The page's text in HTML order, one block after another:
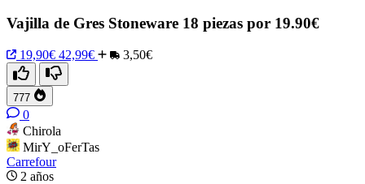
Vajilla de Gres Stoneware 18 piezas por 19.90€
19,90€ 42,99€ 3,50€
777
0
Chirola
MirY_oFerTas
Carrefour
2 años